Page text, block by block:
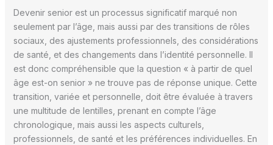
Devenir senior est un processus significatif marqué non
seulement par l’âge, mais aussi par des transitions de rôles
sociaux, des ajustements professionnels, des considérations
de santé, et des changements dans l’identité personnelle. Il
est donc compréhensible que la question « à partir de quel
âge est-on senior » ne trouve pas de réponse unique. Cette
transition, variée et personnelle, doit être évaluée à travers
une multitude de lentilles, prenant en compte l’âge
chronologique, mais aussi les aspects culturels,
professionnels, de santé et les préférences individuelles. En